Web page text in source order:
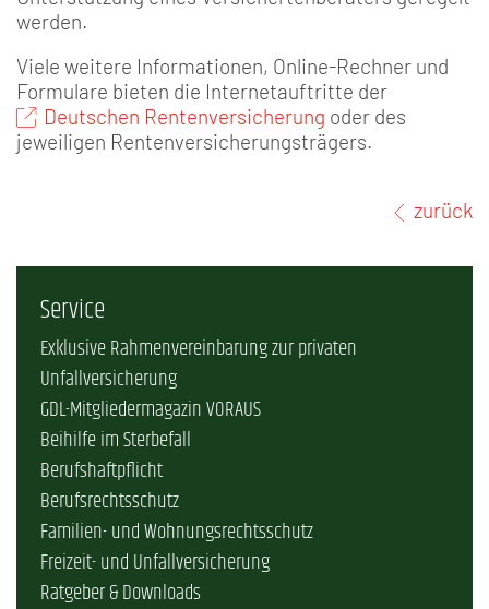
werden.
Viele weitere Informationen, Online-Rechner und
Formulare bieten die Internetauftritte der
Deutschen Rentenversicherung oder des
jeweiligen Rentenversicherungsträgers.
zurück
Service
Exklusive Rahmenvereinbarung zur privaten
Unfallversicherung
GDL-Mitgliedermagazin VORAUS
Beihilfe im Sterbefall
Berufshaftpflicht
Berufsrechtsschutz
Familien- und Wohnungsrechtsschutz
Freizeit- und Unfallversicherung
Ratgeber & Downloads